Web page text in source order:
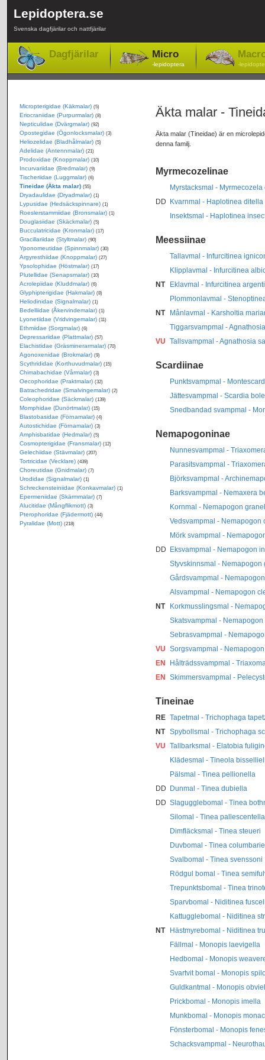
Lepidoptera.se
Svenska dagfjärilar och nattfjärilar
Dagfjärilar Micro
-lepidoptera -
Äkta malar -
Äkta malar (Tineidae) är en
denna familj.
Myrmecozelinae
Myrstacksmal -
DD
Kvarnmal - Haplotinea ditella
Insektsmal - Haplotinea
Meessiinae
Tallavmal - Infurcitinea
Klipplavmal - Infurcitinea
NT
Eklavmal - Infurcitinea
Plommonlavmal -
NT
Månlavmal - Karsholtia
Tiggarsvampmal -
VU Tallsvampmal - Agnathosia
Scardiinae
Punktsvampmal -
Jättesvampmal - Scardia
Snedbandad svampmal -
Nemapogoninae
Nunnesvampmal -
Parasitsvampmal -
Björksvampmal -
Barksvampmal - Nemaxera
Kornmal - Nemapogon
Vedsvampmal - Nemapogon
Mörk svampmal -
DD
Eksvampmal - Nemapogon
Styvskinnsmal - Nemapogon
Gårdsvampmal -
Alsvampmal - Nemapogon
NT
Korkmusslingsmal -
Skatsvampmal -
Sebrasvampmal -
VU Sorgsvampmal -
EN
Hålträdssvampmal -
EN
Skimmersvampmal -
Tineinae
RE Tapetmal - Trichophaga
NT
Spybollsmal - Trichophaga
VU Tallbarksmal - Elatobia
Klädesmal - Tineola
Pälsmal - Tinea pellionella
DD Dunmal - Tinea dubiella
DD Slagugglebomal - Tinea
Silomal - Tinea pallescentella
Dimfläcksmal - Tinea steueri
Duvbomal - Tinea
Svalbomal - Tinea svenssoni
Rödgul bomal - Tinea
Trepunktsbomal - Tinea
Sparvbomal - Niditinea
Kattugglebomal - Niditinea
NT
Hästmyrebomal - Niditinea
Fällmal - Monopis laevigella
Hedbomal - Monopis
Svartvit bomal - Monopis
Guldkantmal - Monopis
Prickbomal - Monopis imella
Munkbomal - Monopis
Fönsterbomal - Monopis
Schacksvampmal -
Micropterigidae (Käkmalar) (5)
Eriocraniidae (Purpurmalar) (8)
Nepticulidae (Dvärgmalar) (92)
Opostegidae (Ögonlocksmalar) (3)
Heliozelidae (Bladhålmalar) (5)
Adelidae (Antennmalar) (21)
Prodoxidae (Knoppmalar) (10)
Incurvariidae (Bredmalar) (9)
Tischeriidae (Luggmalar) (6)
Tineidae (Äkta malar) (55)
Dryadaulidae (Dryadmalar) (1)
Lypusidae (Hedsäckspinnare) (1)
Roeslerstammiidae (Bronsmalar) (1)
Douglasiidae (Skäckmalar) (5)
Bucculatricidae (Kronmalar) (17)
Gracillariidae (Styltmalar) (90)
Yponomeutidae (Spinnmalar) (30)
Argyresthiidae (Knoppmalar) (27)
Ypsolophidae (Höstmalar) (17)
Plutellidae (Senapsmalar) (10)
Acrolepiidae (Kluddmalar) (6)
Glyphipterigidae (Hakmalar) (8)
Heliodinidae (Signalmalar) (1)
Bedelliidae (Åkervindemalar) (1)
Lyonetiidae (Vridvingemalar) (11)
Ethmiidae (Sorgmalar) (6)
Depressariidae (Plattmalar) (57)
Elachistidae (Gräsminerarmalar) (70)
Agonoxenidae (Brokmalar) (9)
Scythrididae (Korthuvudmalar) (15)
Chimabachidae (Vårmalar) (3)
Oecophoridae (Praktmalar) (32)
Batrachedridae (Smalvingemalar) (2)
Coleophoridae (Säckmalar) (139)
Momphidae (Dunörtmalar) (15)
Blastobasidae (Förnamalar) (4)
Autostichidae (Förnamalar) (3)
Amphisbatidae (Hedmalar) (5)
Cosmopterigidae (Fransmalar) (12)
Gelechiidae (Stävmalar) (207)
Tortricidae (Vecklare) (439)
Choreutidae (Gnidmalar) (7)
Urodidae (Signalmalar) (1)
Schreckensteiniidae (Konkavmalar) (1)
Epermeniidae (Skärmmalar) (7)
Alucitidae (Mångflikmott) (3)
Pterophoridae (Fjädermott) (44)
Pyralidae (Mott) (218)